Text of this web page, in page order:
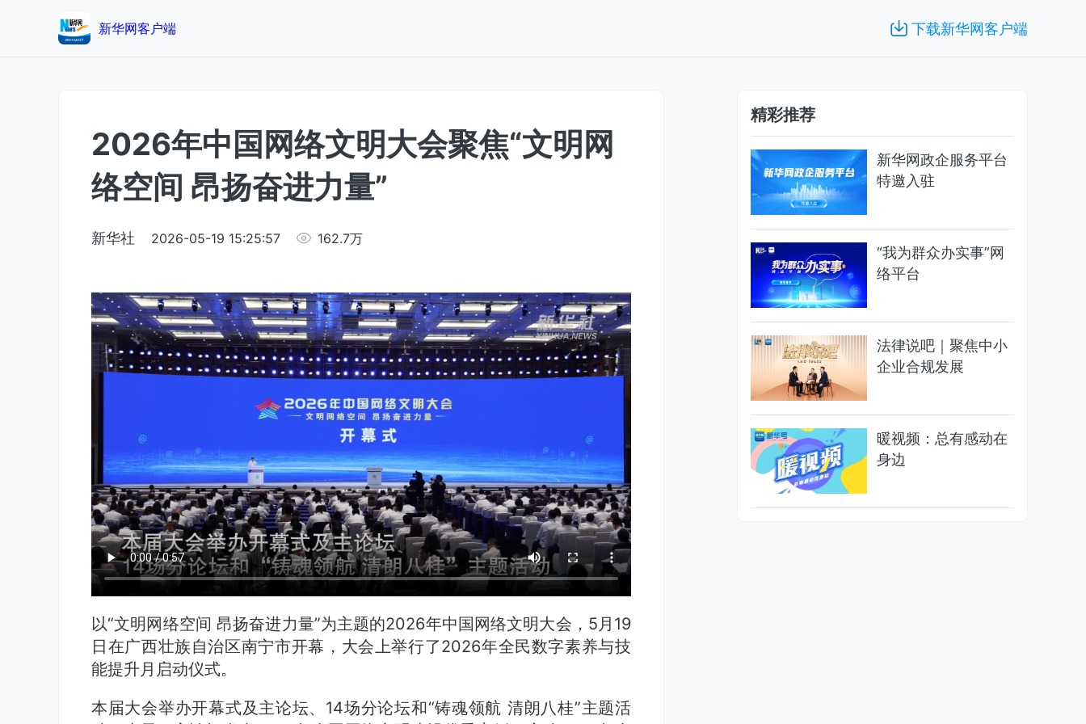
新华网客户端 下载新华网客户端
2026年中国网络文明大会聚焦“文明网
络空间 昂扬奋进力量”
新华社 2026-05-19 15:25:57 162.7万
以“文明网络空间 昂扬奋进力量”为主题的2026年中国网络文明大会，5月19
日在广西壮族自治区南宁市开幕，大会上举行了2026年全民数字素养与技
能提升月启动仪式。
本届大会举办开幕式及主论坛、14场分论坛和“铸魂领航 清朗八桂”主题活
精彩推荐
新华网政企服务平台
特邀入驻
“我为群众办实事”网
络平台
法律说吧｜聚焦中小
企业合规发展
暖视频：总有感动在
身边